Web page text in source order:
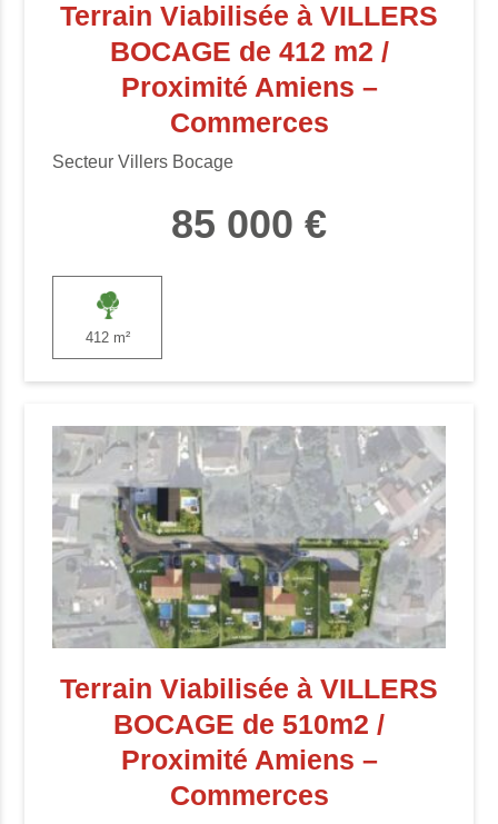
Terrain Viabilisée à VILLERS
BOCAGE de 412 m2 /
Proximité Amiens –
Commerces
Secteur Villers Bocage
85 000 €
412 m²
Terrain Viabilisée à VILLERS
BOCAGE de 510m2 /
Proximité Amiens –
Commerces